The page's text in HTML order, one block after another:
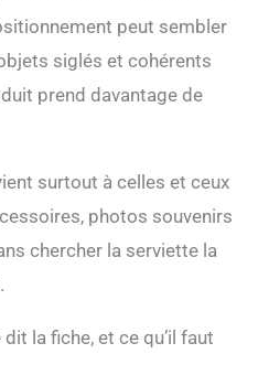
peut sembler
siglés et cohérents
prend davantage de
surtout à celles et ceux
photos souvenirs
chercher la serviette la
la fiche, et ce qu’il faut